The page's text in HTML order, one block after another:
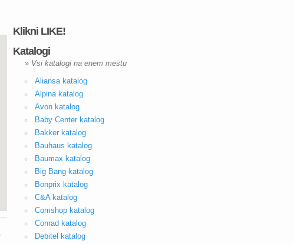
Klikni LIKE!
Katalogi
» Vsi katalogi na enem mestu
Aliansa katalog
Alpina katalog
Avon katalog
Baby Center katalog
Bakker katalog
Bauhaus katalog
Baumax katalog
Big Bang katalog
Bonprix katalog
C&A katalog
Comshop katalog
Conrad katalog
Debitel katalog